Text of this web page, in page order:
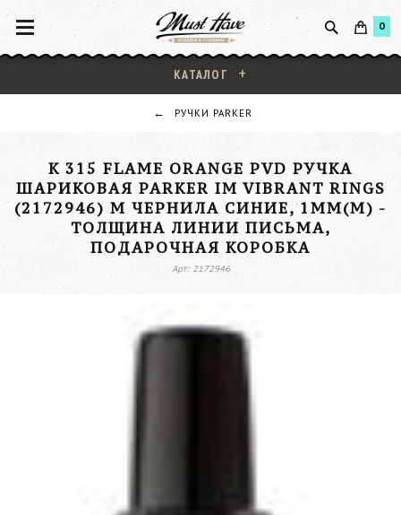
0
КАТАЛОГ
РУЧКИ PARKER
K 315 FLAME ORANGE PVD РУЧКА
ШАРИКОВАЯ PARKER IM VIBRANT RINGS
(2172946) M ЧЕРНИЛА СИНИЕ, 1ММ(М) -
ТОЛЩИНА ЛИНИИ ПИСЬМА,
ПОДАРОЧНАЯ КОРОБКА
Арт: 2172946